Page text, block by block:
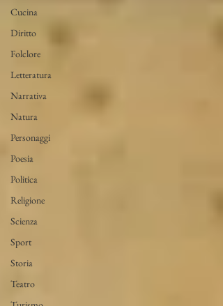
Cucina
Diritto
Folclore
Letteratura
Narrativa
Natura
Personaggi
Poesia
Politica
Religione
Scienza
Sport
Storia
Teatro